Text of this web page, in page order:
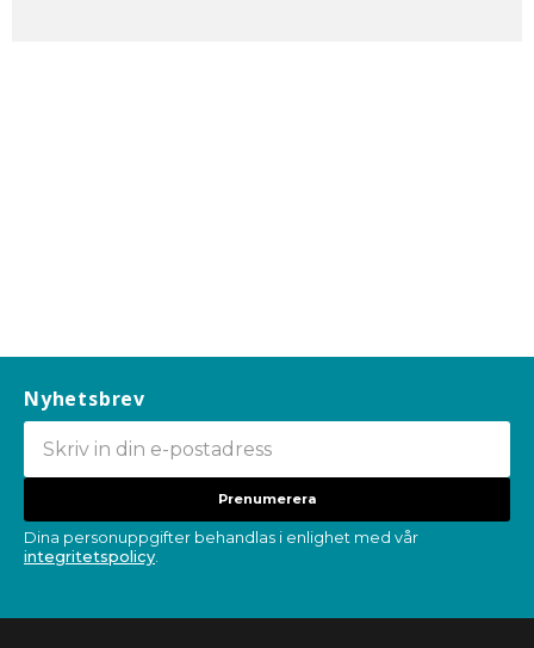
Nyhetsbrev
Prenumerera
Dina personuppgifter behandlas i enlighet med vår
integritetspolicy.